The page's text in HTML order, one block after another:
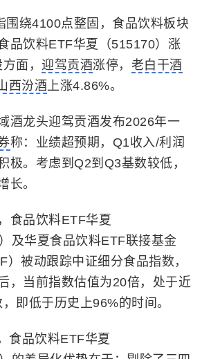
围绕4100点整固，食品饮料板块
品饮料ETF华夏（515170）涨
面， 迎驾贡酒涨停， 老白干酒
西汾酒上涨4.86%。
酒龙头迎驾贡酒发布2026年一
称：业绩超预期，Q1收入/利润
极。考虑到Q2到Q3基数较低，
长。
食品饮料ETF华夏
及华夏食品饮料ETF联接基金
）被动跟踪中证细分食品指数，
，当前指数估值为20倍，处于近
即低于历史上96%的时间。
食品饮料ETF华夏